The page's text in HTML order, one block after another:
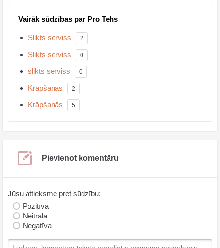
Vairāk sūdzības par Pro Tehs
Slikts serviss 2
Slikts serviss 0
slikts serviss 0
Krāpšanās 2
Krāpšanās 5
Pievienot komentāru
Jūsu attieksme pret sūdzību:
Pozitīva
Neitrāla
Negatīva